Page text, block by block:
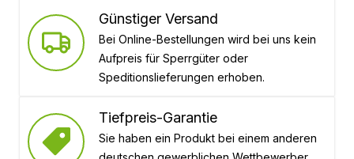
Günstiger Versand
Bei Online-Bestellungen wird bei uns kein
Aufpreis für Sperrgüter oder
Speditionslieferungen erhoben.
Tiefpreis-Garantie
Sie haben ein Produkt bei einem anderen